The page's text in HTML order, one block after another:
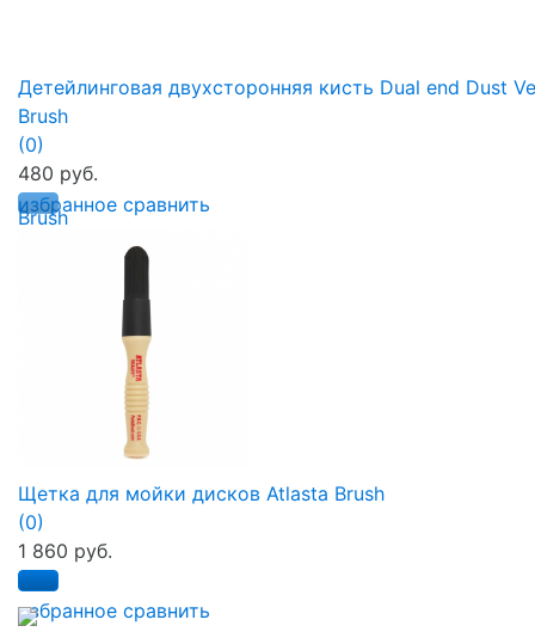
избранное сравнить
Детейлинговая двухсторонняя кисть Dual end Dust
Brush
(0)
480 руб.
избранное сравнить
Щетка для мойки дисков Atlasta Brush
(0)
1 860 руб.